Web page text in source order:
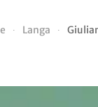
Langa